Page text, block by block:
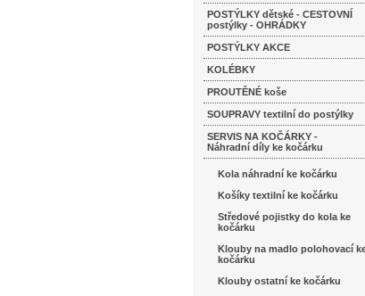
POSTÝLKY dětské - CESTOVNÍ
postýlky - OHRÁDKY
POSTÝLKY AKCE
KOLÉBKY
PROUTĚNÉ koše
SOUPRAVY textilní do postýlky
SERVIS NA KOČÁRKY -
Náhradní díly ke kočárku
Kola náhradní ke kočárku
Košíky textilní ke kočárku
Středové pojistky do kola ke
kočárku
Klouby na madlo polohovací
kočárku
Klouby ostatní ke kočárku